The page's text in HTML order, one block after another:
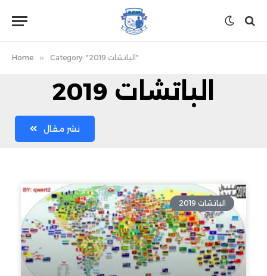
Home » Category: "الباتشات 2019"
الباتشات 2019
نشر مقال
الباتشات 2019